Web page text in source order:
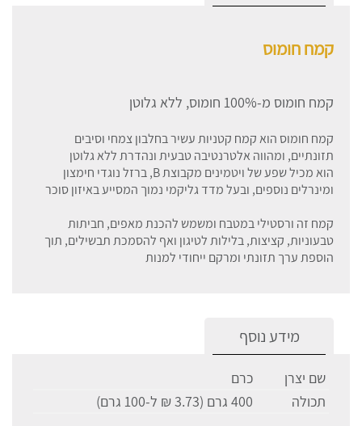
קמח חומוס
קמח חומוס מ-100% חומוס, ללא גלוטן
קמח חומוס הוא קמח קטניות עשיר בחלבון צמחי וסיבים
תזונתיים, ומהווה אלטרנטיבה טבעית ונהדרת ללא גלוטן
הוא מכיל שפע של ויטמינים מקבוצת B, ברזל נוגדי חימצון
ומינרלים נוספים, ובעל מדד גליקמי נמוך המסייע באיזון סוכר
קמח זה ורסטילי במטבח ומשמש להכנת מאפים, חביתות
טבעוניות, קציצות, בלילות לטיגון ואף להסמכת תבשילים, תוך
הוספת ערך תזונתי ומרקם ייחודי למנות
מידע נוסף
שם יצרן
כרם
תכולה
400 גרם (3.73 ₪ ל-100 גרם)